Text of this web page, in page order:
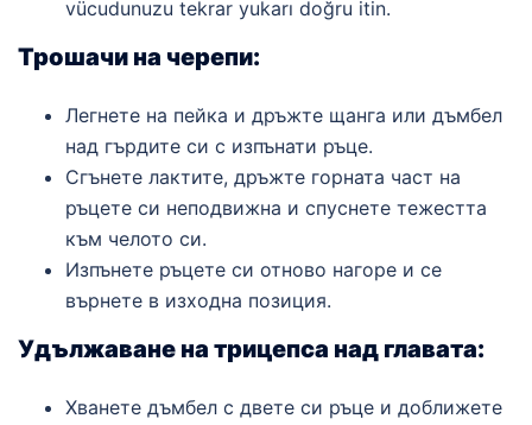
vücudunuzu tekrar yukarı doğru itin.
Трошачи на черепи:
Легнете на пейка и дръжте щанга или дъмбел
над гърдите си с изпънати ръце.
Сгънете лактите, дръжте горната част на
ръцете си неподвижна и спуснете тежестта
към челото си.
Изпънете ръцете си отново нагоре и се
върнете в изходна позиция.
Удължаване на трицепса над главата:
Хванете дъмбел с двете си ръце и доближете